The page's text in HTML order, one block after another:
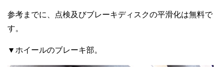
参考までに、点検及びブレーキディスクの平滑化は無料で
す。
▼ホイールのブレーキ部。